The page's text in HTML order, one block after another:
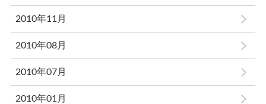
2010年11月
2010年08月
2010年07月
2010年01月